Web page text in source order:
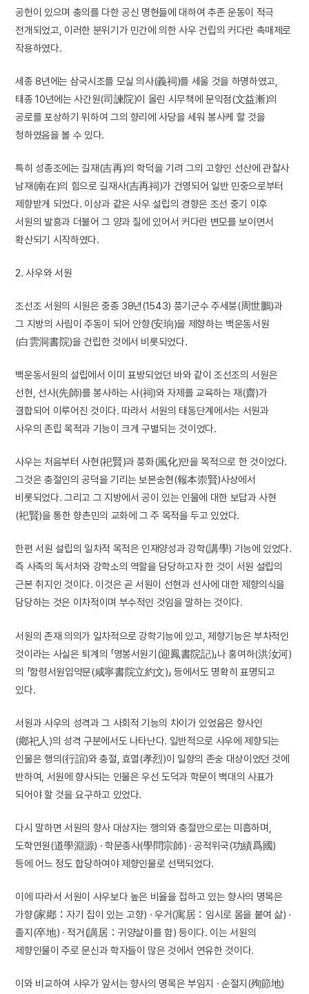
공헌이 있으며 충의를 다한 공신 명현들에 대하여 추존 운동이 적극
전개되었고, 이러한 분위기가 민간에 의한 사우 건립의 커다란 촉매제로
작용하였다.
세종 8년에는 삼국시조를 모실 의사(義祠)를 세울 것을 하명하였고,
태종 10년에는 사간원(司諫院)이 올린 시무책에 문익점(文益漸)의
공로를 포상하기 위하여 그의 향리에 사당을 세워 봉사케 할 것을
청하였음을 볼 수 있다.
특히 성종조에는 길재(吉再)의 학덕을 기려 그의 고향인 선산에 관찰사
남재(南在)의 힘으로 길재사(吉再祠)가 건영되어 일반 민중으로부터
제향받게 되었다. 이상과 같은 사우 설립의 경향은 조선 중기 이후
서원의 발흥과 더불어 그 양과 질에 있어서 커다란 변모를 보이면서
확산되기 시작하였다.
2. 사우와 서원
조선조 서원의 시원은 중종 38년(1543) 풍기군수 주세붕(周世鵬)과
그 지방의 사림이 주동이 되어 안향(安珦)을 제향하는 백운동서원
(白雲洞書院)을 건립한 것에서 비롯되었다.
백운동서원의 설립에서 이미 표방되었던 바와 같이 조선조의 서원은
선현, 선사(先師)를 봉사하는 사(祠)와 자제를 교육하는 재(齋)가
결합되어 이루어진 것이다. 따라서 서원의 태동단계에서는 서원과
사우의 존립 목적과 기능이 크게 구별되는 것이었다.
사우는 처음부터 사현(祀賢)과 풍화(風化)만을 목적으로 한 것이었다.
그것은 충절인의 공덕을 기리는 보본숭현(報本崇賢)사상에서
비롯되었다. 그리고 그 지방에서 공이 있는 인물에 대한 보답과 사현
(祀賢)을 통한 향촌민의 교화에 그 주 목적을 두고 있었다.
한편 서원 설립의 일차적 목적은 인재양성과 강학(講學) 기능에 있었다.
즉 사족의 독서처와 강학소의 역할을 담당하고자 한 것이 서원 설립의
근본 취지인 것이다. 이것은 곧 서원이 선현과 선사에 대한 제향의식을
담당하는 것은 이차적이며 부수적인 것임을 말하는 것이다.
서원의 존재 의의가 일차적으로 강학기능에 있고, 제향기능은 부차적인
것이라는 사실은 퇴계의 「영봉서원기(迎鳳書院記)」나 홍여하(洪汝河)
의 「함령서원입약문(咸寧書院立約文)」 등에서도 명확히 표명되고
있다.
서원과 사우의 성격과 그 사회적 기능의 차이가 있었음은 향사인
(鄕祀人)의 성격 구분에서도 나타난다. 일반적으로 사우에 제향되는
인물은 행의(行誼)와 충절, 효열(孝烈)이 일향의 존숭 대상이었던 것에
반하여, 서원에 향사되는 인물은 우선 도덕과 학문이 백대의 사표가
되어야 할 것을 요구하고 있었다.
다시 말하면 서원의 향사 대상자는 행의와 충절만으로는 미흡하며,
도학연원(道學淵源) · 학문종사(學問宗師) · 공적위국(功績爲國)
등에 어느 정도 합당하여야 제향인물로 선택되었다.
이에 따라서 서원이 사우보다 높은 비율을 접하고 있는 향사의 명목은
가향(家鄕：자기 집이 있는 고향) · 우거(寓居：임시로 몸을 붙여 삶) ·
졸지(卒地) · 적거(謫居：귀양살이를 함) 등이다. 이는 서원의
제향인물이 주로 문신과 학자들이 많은 것에서 연유한 것이다.
이와 비교하여 사우가 앞서는 향사의 명목은 부임지 · 순절지(殉節地)